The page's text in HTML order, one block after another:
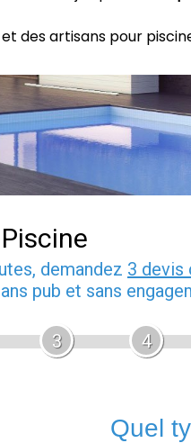
des artisans pour
demandez 3 devis
pub et sans
3 4
Quel